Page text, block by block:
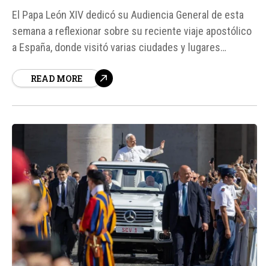
El Papa León XIV dedicó su Audiencia General de esta
semana a reflexionar sobre su reciente viaje apostólico
a España, donde visitó varias ciudades y lugares
la rica tradición católica del país y la festiva
READ MORE